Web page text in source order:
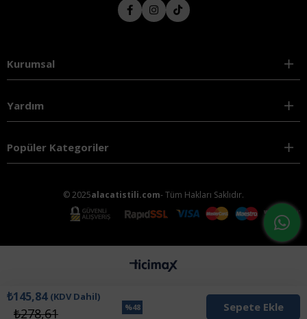
Kurumsal
Yardım
Popüler Kategoriler
© 2025alacatistili.com- Tüm Hakları Saklıdır.
₺278,61
₺145,84 (KDV Dahil)
%48